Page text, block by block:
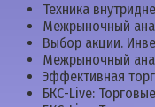
Техника
Межрыночный
Выбор акции.
Межрыночный
Эффективная
БКС-Live: